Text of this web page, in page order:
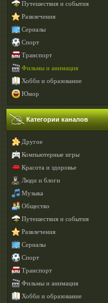
Путешествия и события
Развлечения
Сериалы
Спорт
Транспорт
Фильмы и анимация
Хобби и образование
Юмор
Категории каналов
Другое
Компьютерные игры
Красота и здоровье
Люди и блоги
Музыка
Общество
Путешествия и события
Развлечения
Сериалы
Спорт
Транспорт
Фильмы и анимация
Хобби и образование